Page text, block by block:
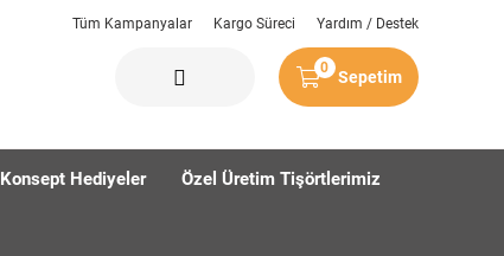
Sepetim
0
Tüm Kampanyalar Kargo Süreci Yardım / Destek
Konsept Hediyeler Özel Üretim Tişörtlerimiz